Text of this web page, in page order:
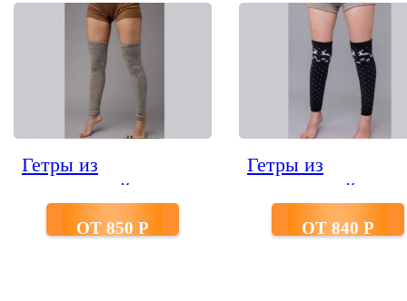
Гетры из
монгольской шерсти
ОТ 850 P
Гетры из
монгольской
ОТ 840 P